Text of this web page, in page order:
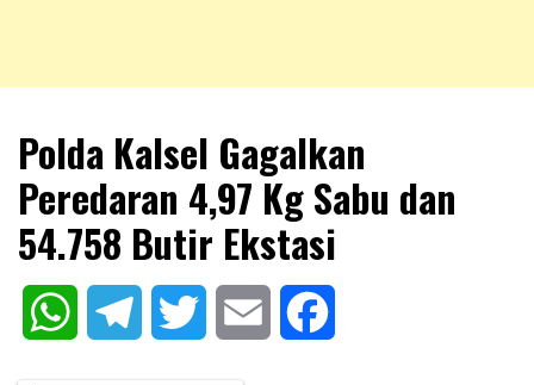
NKRIPOST
Polda Kalsel Gagalkan
Peredaran 4,97 Kg Sabu dan
54.758 Butir Ekstasi
WhatsAppTelegram Twitter Email